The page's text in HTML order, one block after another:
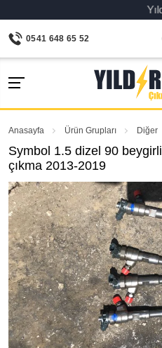
0541 648 65 52
Anasayfa Ürün Grupları Diğer
Symbol 1.5 dizel 90
çıkma 2013-2019